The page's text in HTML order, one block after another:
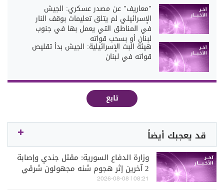
"معاريف" عن مصدر عسكري: الجيش
الإسرائيلي لم يتلق تعليمات بوقف النار
في المناطق التي يعمل بها في جنوب
لبنان أو بسحب قواته
هيئة البث الإسرائيلية: الجيش بدأ تقليص
قواته في لبنان
تابع
قد يعجبك أيضاً
وزارة الدفاع السورية: مقتل جندي وإصابة
2 آخرين إثر هجوم شنه مجهولون شرقي
دير الزور
08:21 | 2026-08-08